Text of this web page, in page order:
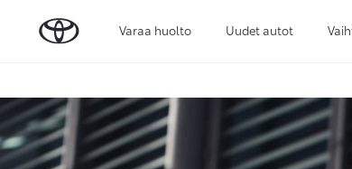
Varaa huolto Uudet autot